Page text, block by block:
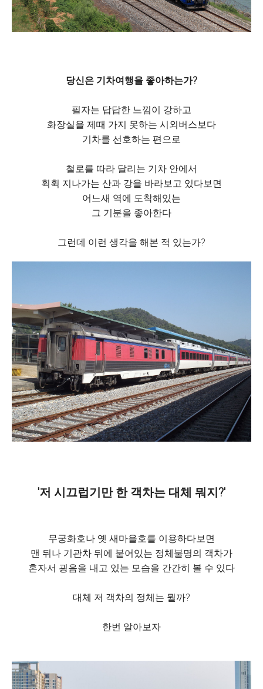
당신은 기차여행을 좋아하는가?
필자는 답답한 느낌이 강하고
화장실을 제때 가지 못하는 시외버스보다
기차를 선호하는 편으로
철로를 따라 달리는 기차 안에서
휙휙 지나가는 산과 강을 바라보고 있다보면
어느새 역에 도착해있는
그 기분을 좋아한다
그런데 이런 생각을 해본 적 있는가?
'저 시끄럽기만 한 객차는 대체 뭐지?'
무궁화호나 옛 새마을호를 이용하다보면
맨 뒤나 기관차 뒤에 붙어있는 정체불명의 객차가
혼자서 굉음을 내고 있는 모습을 간간히 볼 수 있다
대체 저 객차의 정체는 뭘까?
한번 알아보자